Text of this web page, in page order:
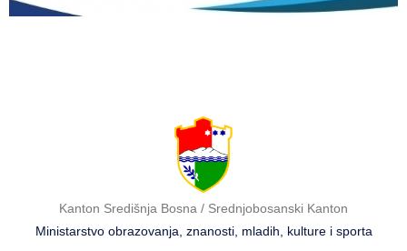
Kanton Središnja Bosna / Srednjobosanski Kanton
Ministarstvo obrazovanja, znanosti, mladih, kulture i sporta